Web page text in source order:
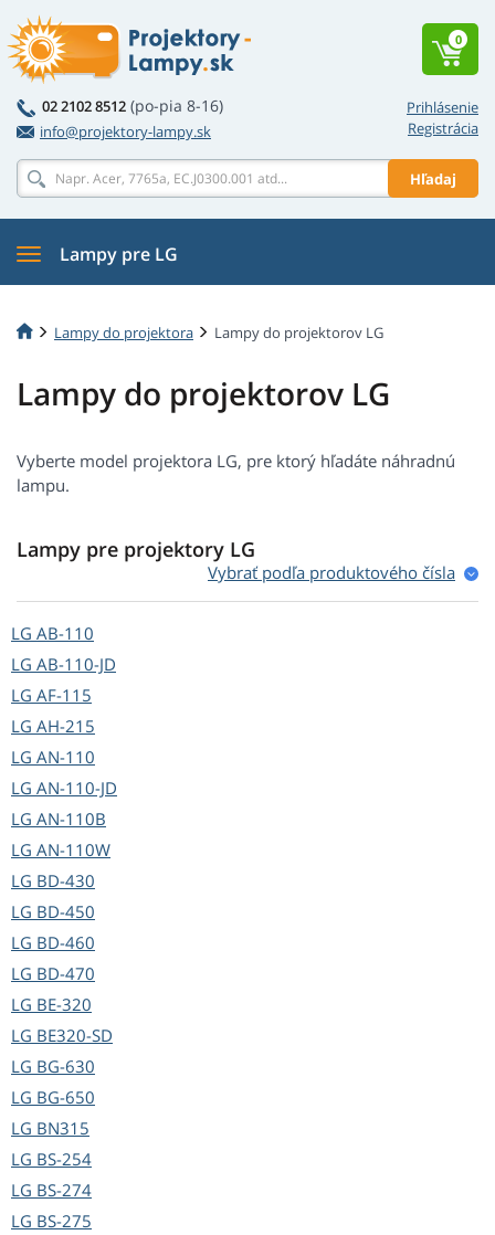
Prihlásenie
Registrácia
02 2102 8512 (po-pia 8-16)
info@projektory-lampy.sk
Hľadaj
0
Lampy pre LG
Lampy do projektora Lampy do projektorov LG
Lampy do projektorov LG
Vyberte model projektora LG, pre ktorý hľadáte náhradnú
lampu.
Lampy pre projektory LG
Vybrať podľa produktového čísla
LG AB-110
LG AB-110-JD
LG AF-115
LG AH-215
LG AN-110
LG AN-110-JD
LG AN-110B
LG AN-110W
LG BD-430
LG BD-450
LG BD-460
LG BD-470
LG BE-320
LG BE320-SD
LG BG-630
LG BG-650
LG BN315
LG BS-254
LG BS-274
LG BS-275